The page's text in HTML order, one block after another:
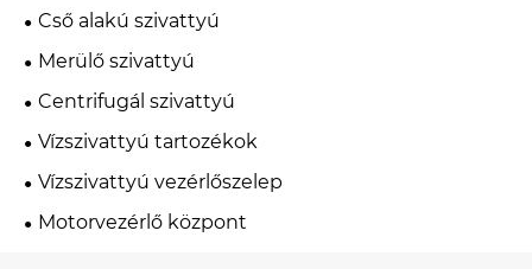
Cső alakú szivattyú
Merülő szivattyú
Centrifugál szivattyú
Vízszivattyú tartozékok
Vízszivattyú vezérlőszelep
Motorvezérlő központ